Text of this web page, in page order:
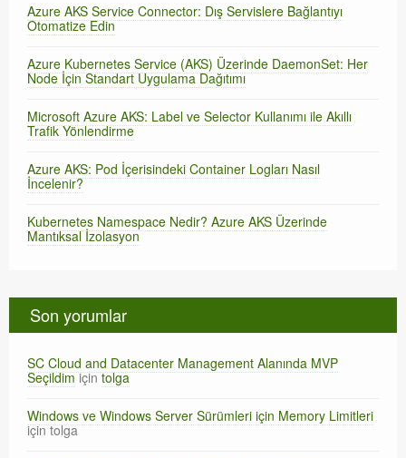
Azure AKS Service Connector: Dış Servislere Bağlantıyı
Otomatize Edin
Azure Kubernetes Service (AKS) Üzerinde DaemonSet: Her
Node İçin Standart Uygulama Dağıtımı
Microsoft Azure AKS: Label ve Selector Kullanımı ile Akıllı
Trafik Yönlendirme
Azure AKS: Pod İçerisindeki Container Logları Nasıl
İncelenir?
Kubernetes Namespace Nedir? Azure AKS Üzerinde
Mantıksal İzolasyon
Son yorumlar
SC Cloud and Datacenter Management Alanında MVP
Seçildimiçintolga
Windows ve Windows Server Sürümleri için Memory Limitleri
içintolga